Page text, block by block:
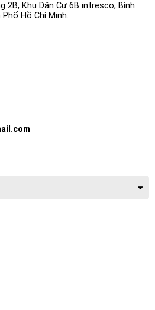
2B, Khu Dân Cư 6B intresco, Bình
Hồ Chí Minh.